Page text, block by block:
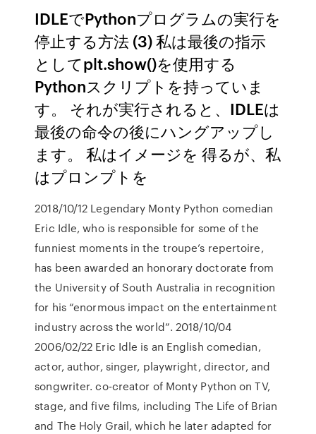
IDLEでPythonプログラムの実行を
停止する方法 (3) 私は最後の指示
としてplt.show()を使用する
Pythonスクリプトを持っていま
す。 それが実行されると、IDLEは
最後の命令の後にハングアップし
ます。 私はイメージを 得るが、私
はプロンプトを
2018/10/12 Legendary Monty Python comedian
Eric Idle, who is responsible for some of the
funniest moments in the troupe’s repertoire,
has been awarded an honorary doctorate from
the University of South Australia in recognition
for his “enormous impact on the entertainment
industry across the world”. 2018/10/04
2006/02/22 Eric Idle is an English comedian,
actor, author, singer, playwright, director, and
songwriter. co-creator of Monty Python on TV,
stage, and five films, including The Life of Brian
and The Holy Grail, which he later adapted for